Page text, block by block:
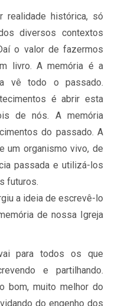
realidade histórica, só
diversos contextos
o valor de fazermos
livro. A memória é a
vê todo o passado.
é abrir esta
de nós. A memória
do passado. A
um organismo vivo, de
passada e utilizá-los
futuros.
a ideia de escrevê-lo
de nossa Igreja
para todos os que
e partilhando.
bom, muito melhor do
do engenho dos